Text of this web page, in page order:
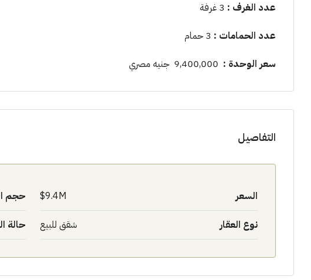
عدد الغرف :
عدد الحمامات :
سعر الوحدة :
التفاصيل
السعر 9.4M$ حجم
نوع العقار شقق للبيع حالة